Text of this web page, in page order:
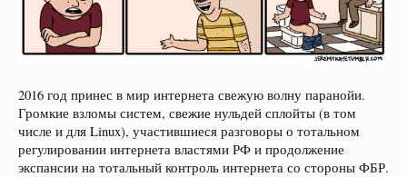
2016 год принес в мир интернета свежую волну паранойи.
Громкие взломы систем, свежие нульдей сплойты (в том
числе и для Linux), участившиеся разговоры о тотальном
регулировании интернета властями РФ и продолжение
экспансии на тотальный контроль интернета со стороны ФБР.